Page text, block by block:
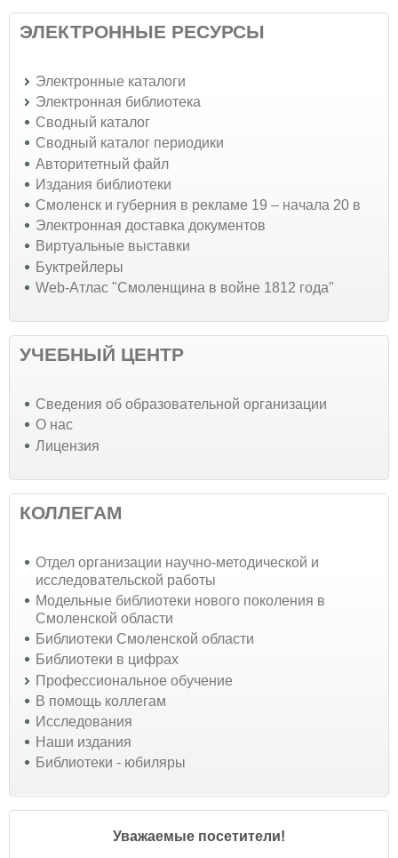
ЭЛЕКТРОННЫЕ РЕСУРСЫ
Электронные каталоги
Электронная библиотека
Сводный каталог
Сводный каталог периодики
Авторитетный файл
Издания библиотеки
Смоленск и губерния в рекламе 19 – начала 20 в
Электронная доставка документов
Виртуальные выставки
Буктрейлеры
Web-Атлас "Смоленщина в войне 1812 года"
УЧЕБНЫЙ ЦЕНТР
Cведения об образовательной организации
О нас
Лицензия
КОЛЛЕГАМ
Отдел организации научно-методической и
исследовательской работы
Модельные библиотеки нового поколения в
Смоленской области
Библиотеки Смоленской области
Библиотеки в цифрах
Профессиональное обучение
В помощь коллегам
Исследования
Наши издания
Библиотеки - юбиляры
Уважаемые посетители!